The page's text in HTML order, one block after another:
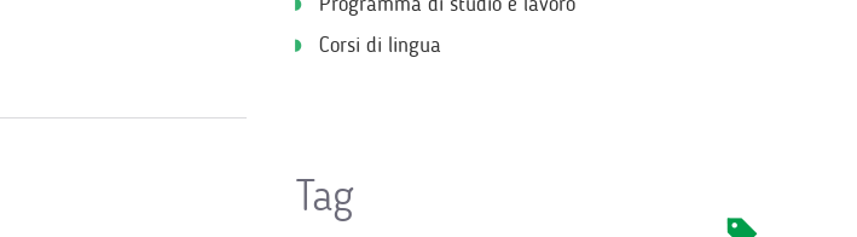
Corsi di lingua
Tag